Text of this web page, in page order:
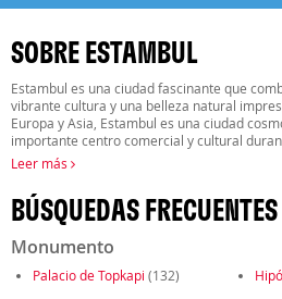
SOBRE ESTAMBUL
Estambul es una ciudad fascinante que
vibrante cultura y una belleza natural
Europa y Asia, Estambul es una ciudad
importante centro comercial y cultural
Leer más
BÚSQUEDAS
Monumento
Palacio de Topkapi (132)